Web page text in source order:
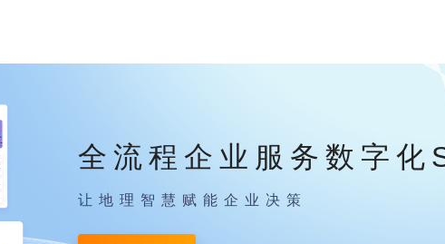
全流程企业服务数字
让地理智慧赋能企业决策